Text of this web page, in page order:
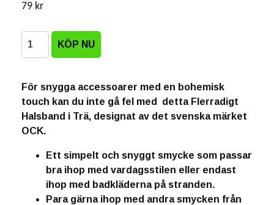
79 kr
För snygga accessoarer med en bohemisk
touch kan du inte gå fel med detta Flerradigt
Halsband i Trä, designat av det svenska märket
OCK.
Ett simpelt och snyggt smycke som passar
bra ihop med vardagsstilen eller endast
ihop med badkläderna på stranden.
Para gärna ihop med andra smycken från